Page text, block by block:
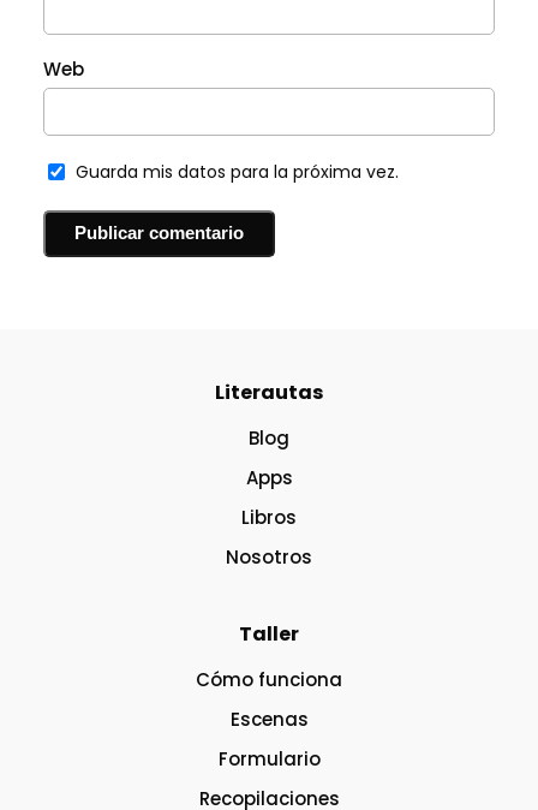
Web
Guarda mis datos para la próxima vez.
Literautas
Blog
Apps
Libros
Nosotros
Taller
Cómo funciona
Escenas
Formulario
Recopilaciones